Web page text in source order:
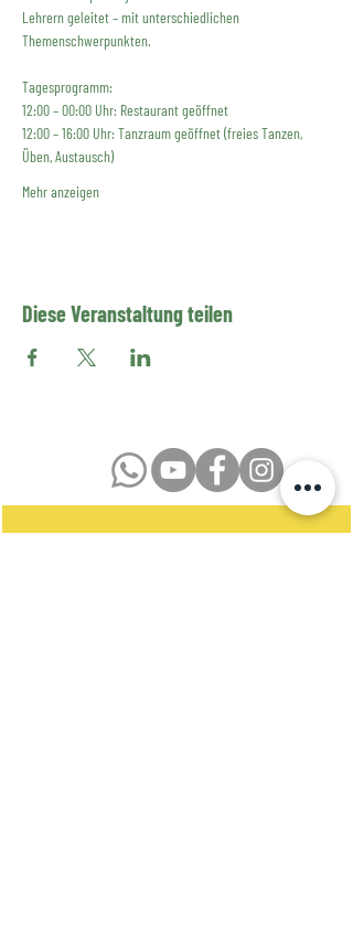
Lehrern geleitet – mit unterschiedlichen
Themenschwerpunkten.
Tagesprogramm:
12:00 – 00:00 Uhr: Restaurant geöffnet
12:00 – 16:00 Uhr: Tanzraum geöffnet (freies Tanzen,
Üben, Austausch)
Mehr anzeigen
Diese Veranstaltung teilen